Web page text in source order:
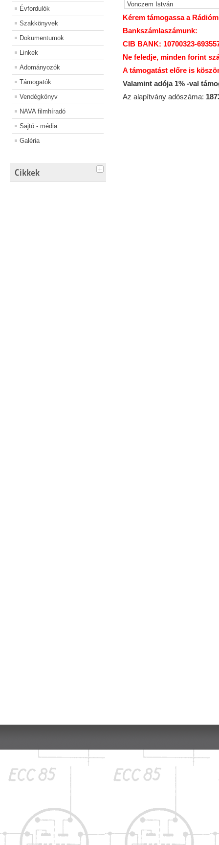
Évfordulók
Szakkönyvek
Dokumentumok
Linkek
Adományozók
Támogatók
Vendégkönyv
NAVA filmhíradó
Sajtó - média
Galéria
Cikkek
Vonczem István
Kérem támogassa a
Bankszámlaszámunk:
CIB BANK: 10700323-
Ne feledje, minden forint
A támogatást előre is
Valamint adója 1% -val
Az alapítvány adószáma: